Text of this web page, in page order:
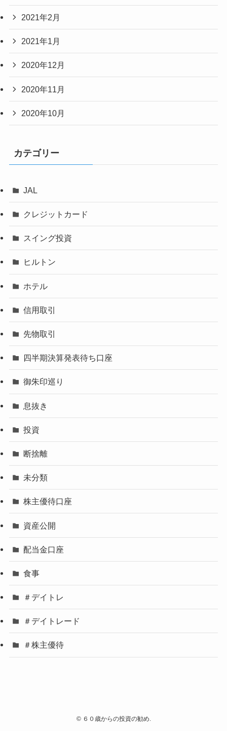
2021年2月
2021年1月
2020年12月
2020年11月
2020年10月
カテゴリー
JAL
クレジットカード
スイング投資
ヒルトン
ホテル
信用取引
先物取引
四半期決算発表待ち口座
御朱印巡り
息抜き
投資
断捨離
未分類
株主優待口座
資産公開
配当金口座
食事
＃デイトレ
＃デイトレード
＃株主優待
©６０歳からの投資の勧め.